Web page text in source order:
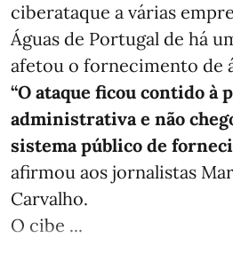
ciberataque a várias
Águas de Portugal de há
afetou o fornecimento de
“O ataque ficou contido à
administrativa e não
sistema público de
afirmou aos jornalistas
Carvalho.
O cibe ...